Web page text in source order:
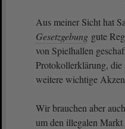
Aus meiner Sicht hat
Gesetzgebung gute
von Spielhallen
Protokollerklärung, die
weitere wichtige
Wir brauchen aber
um den illegalen